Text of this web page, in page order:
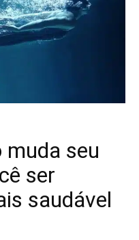
muda seu
ser
saudável